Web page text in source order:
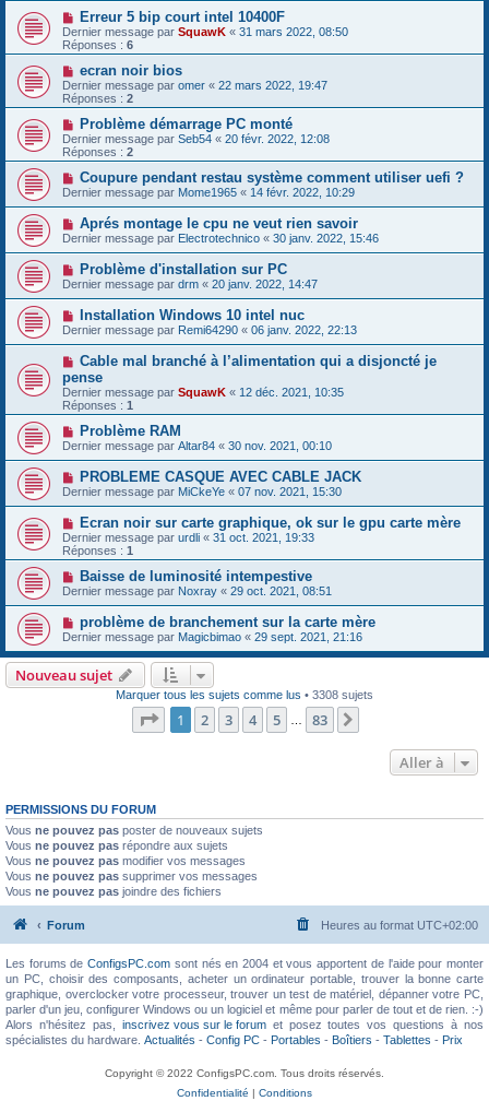
Erreur 5 bip court intel 10400F
Dernier message par SquawK « 31 mars 2022, 08:50
Réponses : 6
ecran noir bios
Dernier message par omer « 22 mars 2022, 19:47
Réponses : 2
Problème démarrage PC monté
Dernier message par Seb54 « 20 févr. 2022, 12:08
Réponses : 2
Coupure pendant restau système comment utiliser uefi ?
Dernier message par Mome1965 « 14 févr. 2022, 10:29
Aprés montage le cpu ne veut rien savoir
Dernier message par Electrotechnico « 30 janv. 2022, 15:46
Problème d'installation sur PC
Dernier message par drm « 20 janv. 2022, 14:47
Installation Windows 10 intel nuc
Dernier message par Remi64290 « 06 janv. 2022, 22:13
Cable mal branché à l’alimentation qui a disjoncté je
pense
Dernier message par SquawK « 12 déc. 2021, 10:35
Réponses : 1
Problème RAM
Dernier message par Altar84 « 30 nov. 2021, 00:10
PROBLEME CASQUE AVEC CABLE JACK
Dernier message par MiCkeYe « 07 nov. 2021, 15:30
Ecran noir sur carte graphique, ok sur le gpu carte mère
Dernier message par urdli « 31 oct. 2021, 19:33
Réponses : 1
Baisse de luminosité intempestive
Dernier message par Noxray « 29 oct. 2021, 08:51
problème de branchement sur la carte mère
Dernier message par Magicbimao « 29 sept. 2021, 21:16
Nouveau sujet
Marquer tous les sujets comme lus • 3308 sujets
Page 1sur83
1 2 3 4 5 83
Aller à
PERMISSIONS DU FORUM
Vous ne pouvez pas poster de nouveaux sujets
Vous ne pouvez pas répondre aux sujets
Vous ne pouvez pas modifier vos messages
Vous ne pouvez pas supprimer vos messages
Vous ne pouvez pas joindre des fichiers
Forum Heures au format UTC+02:00
Les forums deConfigsPC.com sont nés en 2004 et vous apportent de l'aide pour monter
un PC, choisir des composants, acheter un ordinateur portable, trouver la bonne carte
graphique, overclocker votre processeur, trouver un test de matériel, dépanner votre PC,
parler d'un jeu, configurer Windows ou un logiciel et même pour parler de tout et de rien. :-)
Alors n'hésitez pas, inscrivez vous sur le forumet posez toutes vos questions à nos
spécialistes du hardware. Actualités - Config PC - Portables - Boîtiers - Tablettes - Prix
Copyright © 2022 ConfigsPC.com. Tous droits réservés.
Confidentialité | Conditions